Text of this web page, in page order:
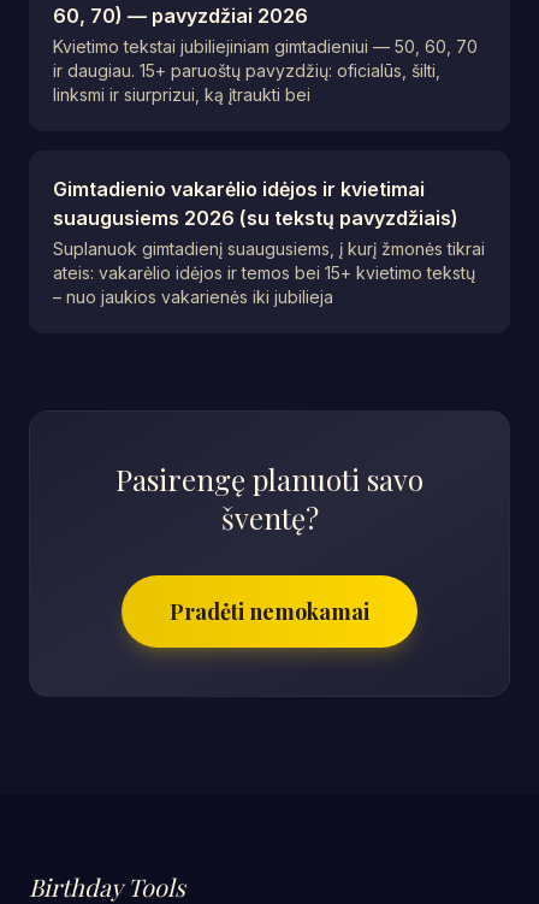
60, 70) — pavyzdžiai 2026
Kvietimo tekstai jubiliejiniam gimtadieniui — 50, 60, 70
ir daugiau. 15+ paruoštų pavyzdžių: oficialūs, šilti,
linksmi ir siurprizui, ką įtraukti bei
Gimtadienio vakarėlio idėjos ir kvietimai
suaugusiems 2026 (su tekstų pavyzdžiais)
Suplanuok gimtadienį suaugusiems, į kurį žmonės tikrai
ateis: vakarėlio idėjos ir temos bei 15+ kvietimo tekstų
– nuo jaukios vakarienės iki jubilieja
Pasirengę planuoti savo
šventę?
Pradėti nemokamai
Birthday Tools